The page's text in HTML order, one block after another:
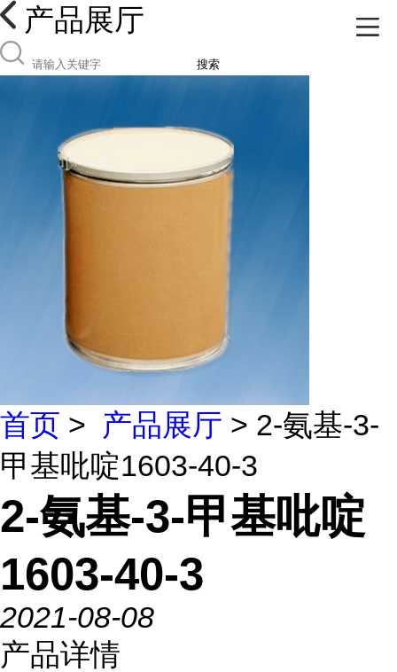
产品展厅
搜索
首页 > 产品展厅 > 2-氨基-3-
甲基吡啶1603-40-3
2-氨基-3-甲基吡啶
1603-40-3
2021-08-08
产品详情